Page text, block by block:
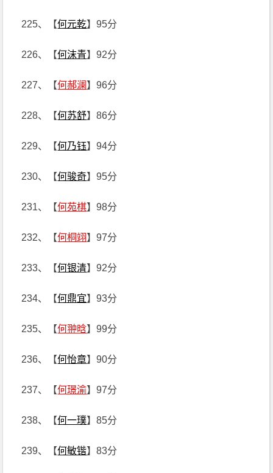
225、【何元乾】95分
226、【何沫青】92分
227、【何郝澜 】96分
228、【何苏舒】86分
229、【何乃钰】94分
230、【何骏奇】95分
231、【何苑棋】98分
232、【何桐翊】97分
233、【何银清】92分
234、【何鼎宜】93分
235、【何翀晗】99分
236、【何怡章】90分
237、【何璟渝】97分
238、【何一璞】85分
239、【何敏锴】83分